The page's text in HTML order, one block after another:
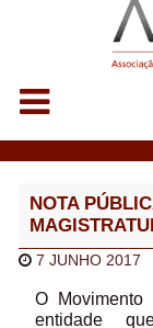
NOTA
7 JUNHO 2017
O
entidade